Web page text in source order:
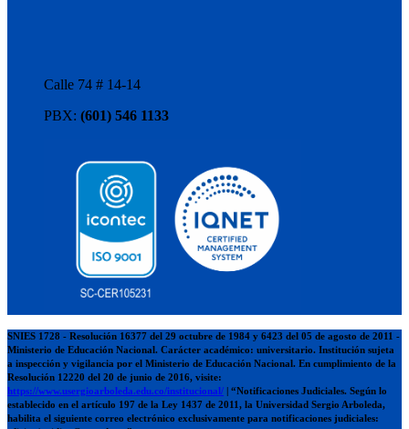
Calle 74 # 14-14
PBX: (601) 546 1133
SNIES 1728 - Resolución 16377 del 29 octubre de 1984 y 6423 del 05 de agosto de 2011 -
Ministerio de Educación Nacional. Carácter académico: universitario. Institución sujeta
a inspección y vigilancia por el Ministerio de Educación Nacional. En cumplimiento de la
Resolución 12220 del 20 de junio de 2016, visite:
https://www.usergioarboleda.edu.co/institucional/ | “Notificaciones Judiciales. Según lo
establecido en el artículo 197 de la Ley 1437 de 2011, la Universidad Sergio Arboleda,
habilita el siguiente correo electrónico exclusivamente para notificaciones judiciales: